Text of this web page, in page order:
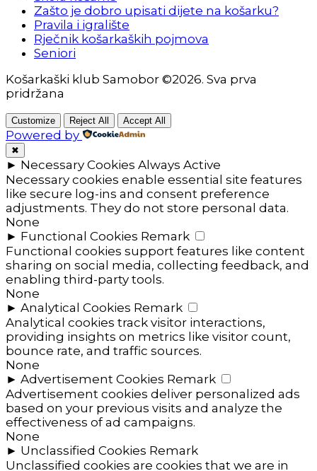
Zašto je dobro upisati dijete na košarku?
Pravila i igralište
Rječnik košarkaških pojmova
Seniori
Košarkaški klub Samobor ©2026. Sva prva
pridržana
Customize Reject All Accept All
Powered by
✖
► Necessary Cookies Always Active
Necessary cookies enable essential site features
like secure log-ins and consent preference
adjustments. They do not store personal data.
None
► Functional Cookies Remark
Functional cookies support features like content
sharing on social media, collecting feedback, and
enabling third-party tools.
None
► Analytical Cookies Remark
Analytical cookies track visitor interactions,
providing insights on metrics like visitor count,
bounce rate, and traffic sources.
None
► Advertisement Cookies Remark
Advertisement cookies deliver personalized ads
based on your previous visits and analyze the
effectiveness of ad campaigns.
None
► Unclassified Cookies Remark
Unclassified cookies are cookies that we are in